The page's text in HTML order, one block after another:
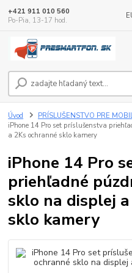
+421 911 010 560
Po-Pia, 13-17 hod.
Úvod PRÍSLUŠENSTVO PRE
iPhone 14 Pro set príslušenstva
a 2Ks ochranné sklo kamery
iPhone 14 Pro
priehľadné
sklo na displej
sklo kamery